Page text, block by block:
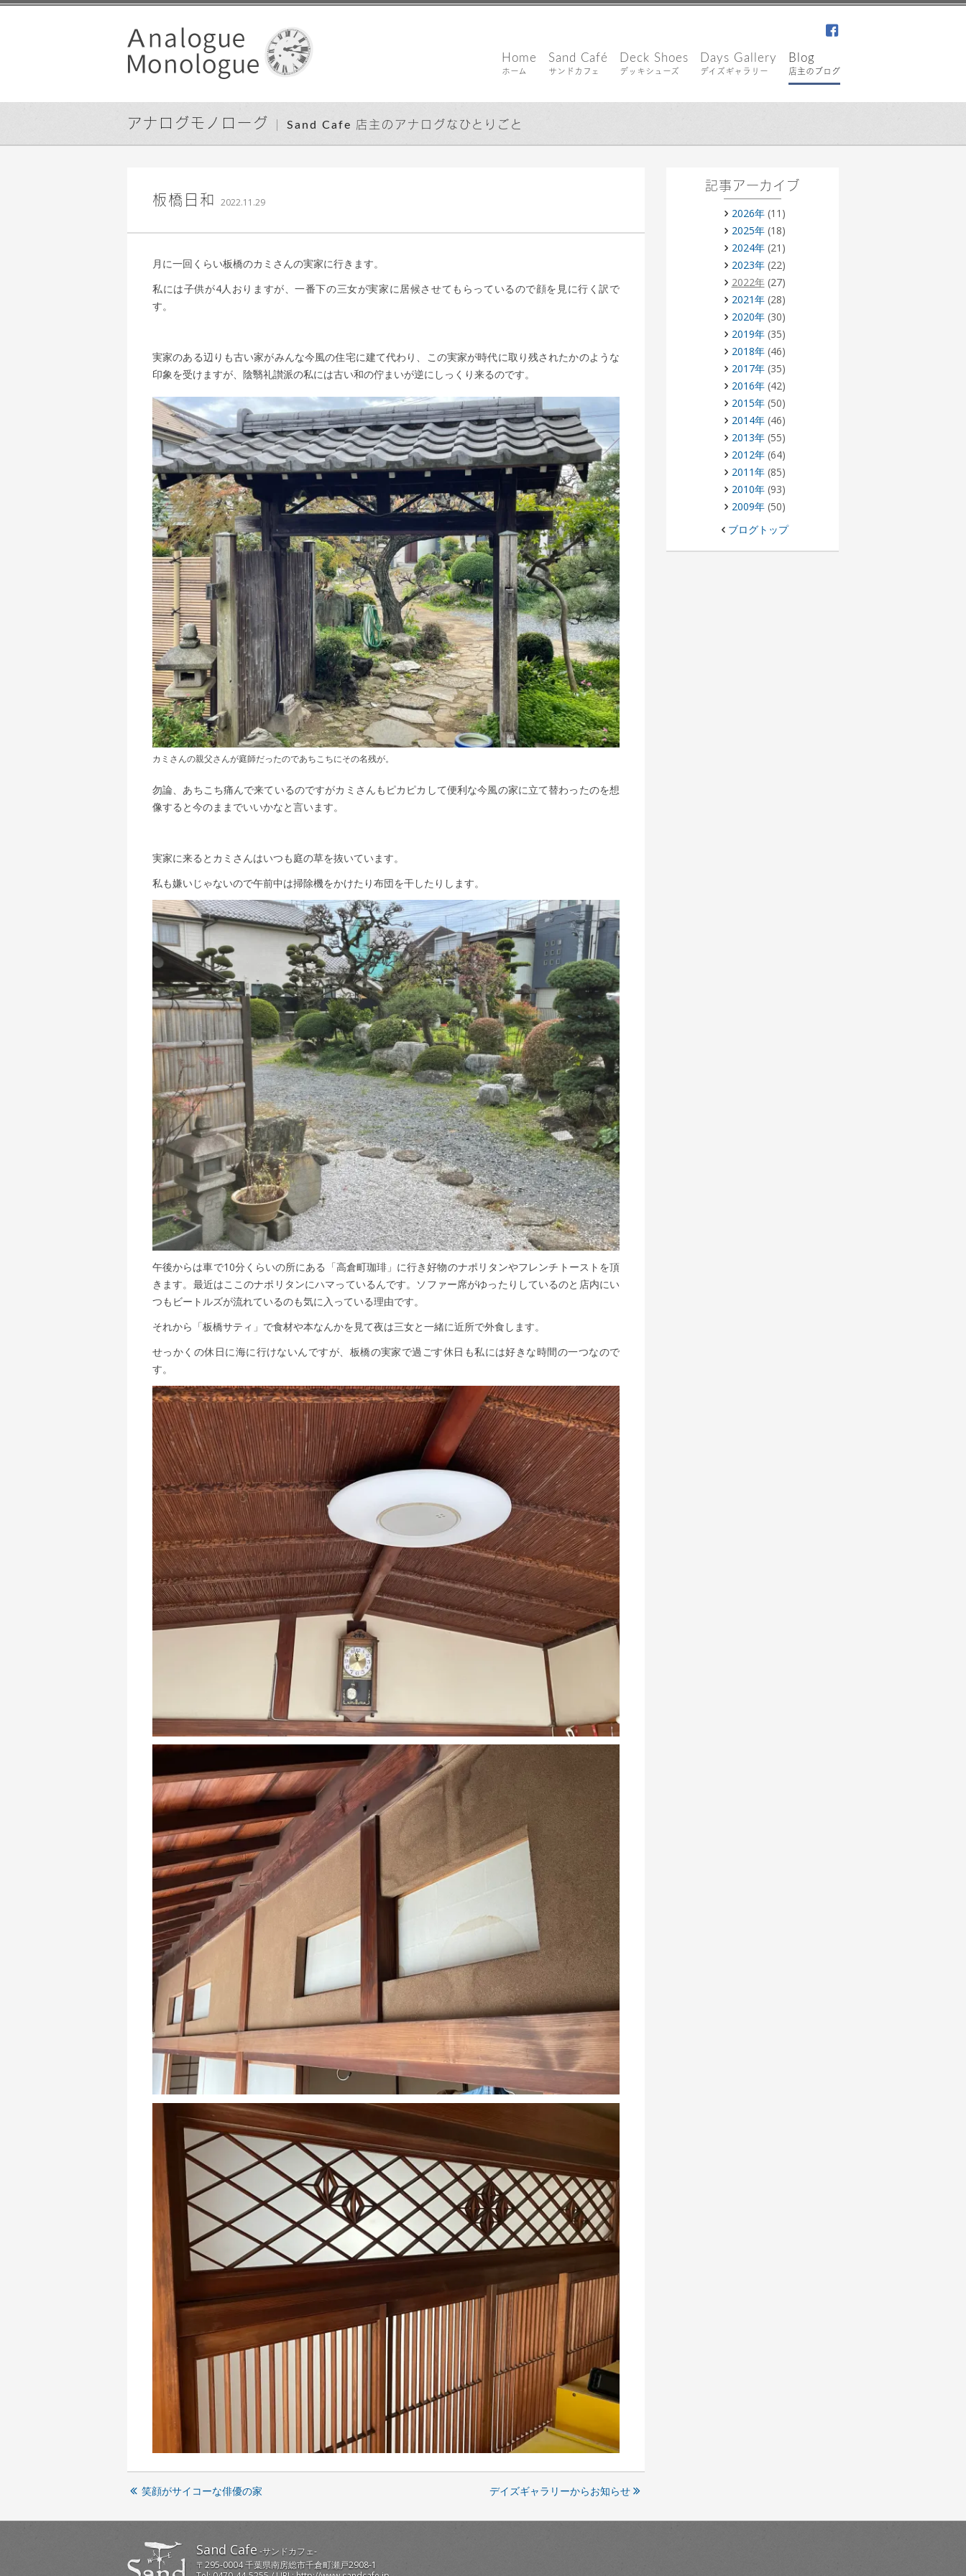
Home
ホーム
Sand Café
サンドカフェ
Deck Shoes
デッキシューズ
Days Gallery
デイズギャラリー
Blog
店主のブログ
アナログモノローグ Sand Cafe 店主のアナログなひとりごと
板橋日和 2022.11.29
月に一回くらい板橋のカミさんの実家に行きます。
私には子供が4人おりますが、一番下の三女が実家に居候させてもらっているので顔を見に行く訳で
す。
実家のある辺りも古い家がみんな今風の住宅に建て代わり、この実家が時代に取り残されたかのような
印象を受けますが、陰翳礼讃派の私には古い和の佇まいが逆にしっくり来るのです。
カミさんの親父さんが庭師だったのであちこちにその名残が。
勿論、あちこち痛んで来ているのですがカミさんもピカピカして便利な今風の家に立て替わったのを想
像すると今のままでいいかなと言います。
実家に来るとカミさんはいつも庭の草を抜いています。
私も嫌いじゃないので午前中は掃除機をかけたり布団を干したりします。
午後からは車で10分くらいの所にある「高倉町珈琲」に行き好物のナポリタンやフレンチトーストを頂
きます。最近はここのナポリタンにハマっているんです。ソファー席がゆったりしているのと店内にい
つもビートルズが流れているのも気に入っている理由です。
それから「板橋サティ」で食材や本なんかを見て夜は三女と一緒に近所で外食します。
せっかくの休日に海に行けないんですが、板橋の実家で過ごす休日も私には好きな時間の一つなので
す。
笑顔がサイコーな俳優の家 デイズギャラリーからお知らせ
記事アーカイブ
2026年(11)
2025年(18)
2024年(21)
2023年(22)
2022年(27)
2021年(28)
2020年(30)
2019年(35)
2018年(46)
2017年(35)
2016年(42)
2015年(50)
2014年(46)
2013年(55)
2012年(64)
2011年(85)
2010年(93)
2009年(50)
ブログトップ
Sand Cafe-サンドカフェ-
〒295-0004千葉県南房総市千倉町瀬戸2908-1